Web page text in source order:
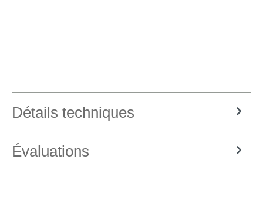
Détails techniques
Évaluations